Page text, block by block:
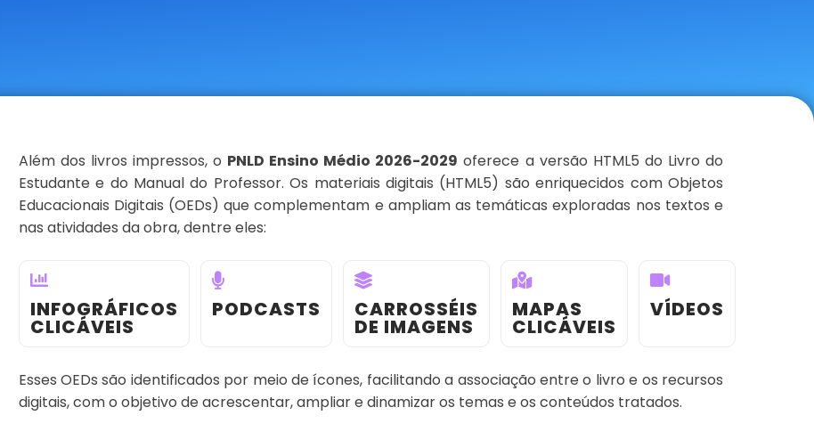
Além dos livros impressos, o PNLD Ensino Médio 2026-2029 oferece a versão HTML5 do Livro do
Estudante e do Manual do Professor. Os materiais digitais (HTML5) são enriquecidos com Objetos
Educacionais Digitais (OEDs) que complementam e ampliam as temáticas exploradas nos textos e
nas atividades da obra, dentre eles:
INFOGRÁFICOS
CLICÁVEIS
PODCASTS CARROSSÉIS
DE IMAGENS
MAPAS
CLICÁVEIS
VÍDEOS
Esses OEDs são identificados por meio de ícones, facilitando a associação entre o livro e os recursos
digitais, com o objetivo de acrescentar, ampliar e dinamizar os temas e os conteúdos tratados.